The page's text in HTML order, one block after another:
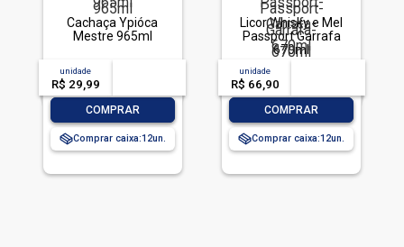
Cachaça Ypióca
Mestre 965ml
unidade
R$ 29,99
COMPRAR
Comprar caixa:12
Licor Whisky e Mel
Passport Garrafa
670ml
unidade
R$ 66,90
COMPRAR
Comprar caixa:12